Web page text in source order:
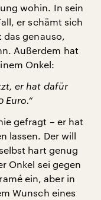
wohin. In sein
er schämt sich
das genauso,
Außerdem hat
Onkel:
er hat dafür
Euro.“
gefragt – er hat
lassen. Der will
hart genug
Onkel sei gegen
ein, aber in
Wunsch eines